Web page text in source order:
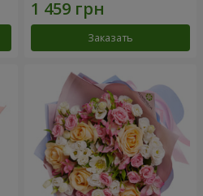
Заказать